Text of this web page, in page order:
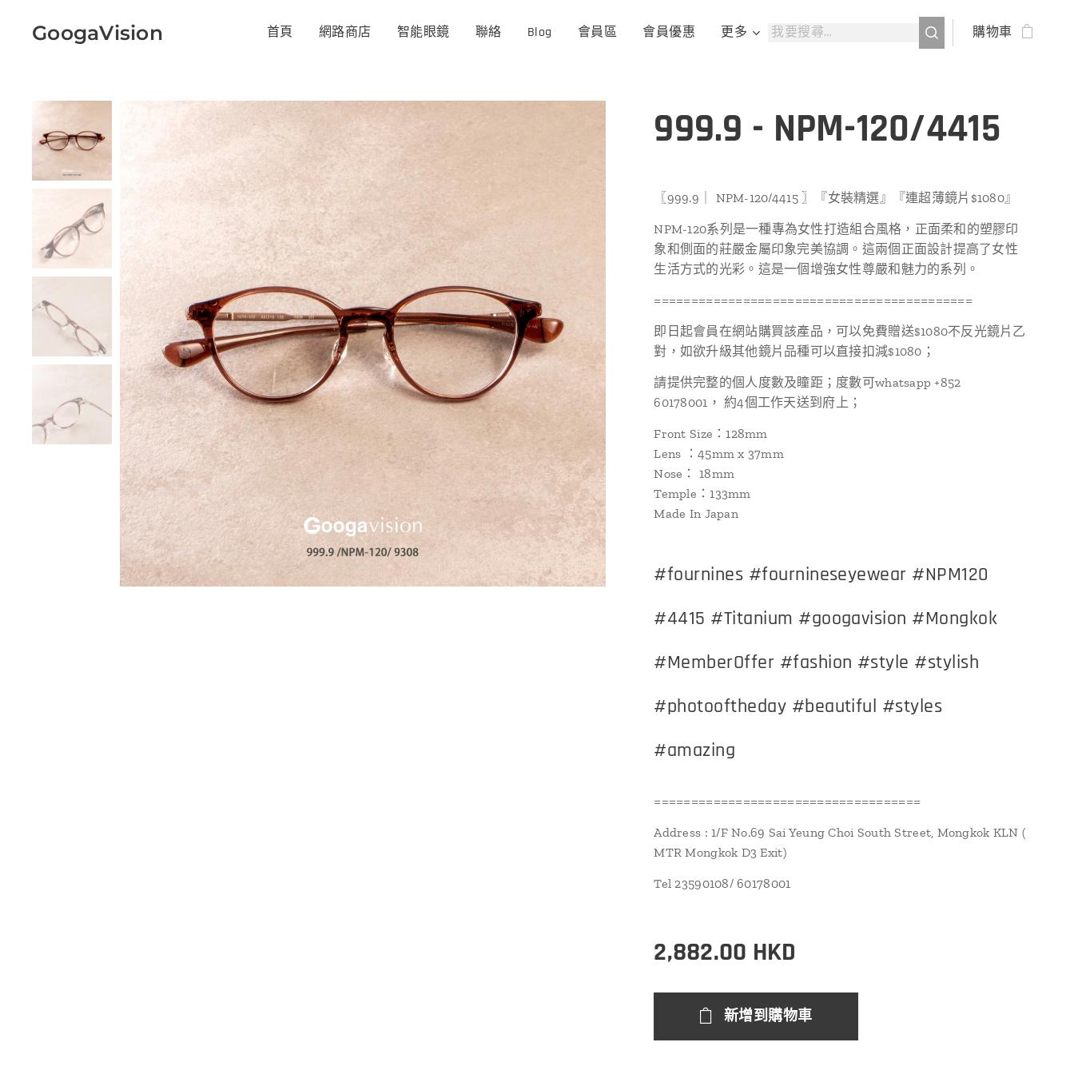
GoogaVision 首頁 網路商店 智能眼鏡 聯絡 Blog 會員區 會員優惠 更多 購物車
999.9 - NPM-120/4415
〖999.9｜ NPM-120/4415 〗『女裝精選』『連超薄鏡片$1080』
NPM-120系列是一種專為女性打造組合風格，正面柔和的塑膠印
象和側面的莊嚴金屬印象完美協調。這兩個正面設計提高了女性
生活方式的光彩。這是一個增強女性尊嚴和魅力的系列。
===========================================
即日起會員在網站購買該產品，可以免費贈送$1080不反光鏡片乙
對，如欲升級其他鏡片品種可以直接扣減$1080；
請提供完整的個人度數及瞳距；度數可whatsapp +852
60178001， 約4個工作天送到府上；
Front Size：128mm
Lens ：45mm x 37mm
Nose： 18mm
Temple：133mm
Made In Japan
#fournines #fournineseyewear #NPM120
#4415 #Titanium #googavision #Mongkok
#MemberOffer #fashion #style #stylish
#photooftheday #beautiful #styles
#amazing
====================================
Address : 1/F No.69 Sai Yeung Choi South Street, Mongkok KLN (
MTR Mongkok D3 Exit)
Tel 23590108/ 60178001
2,882.00 HKD
新增到購物車